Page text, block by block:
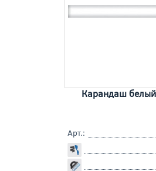
Карандаш
Арт.: